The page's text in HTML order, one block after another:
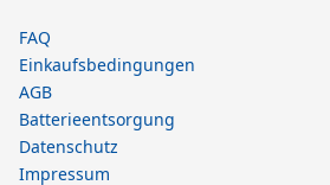
FAQ
Einkaufsbedingungen
AGB
Batterieentsorgung
Datenschutz
Impressum